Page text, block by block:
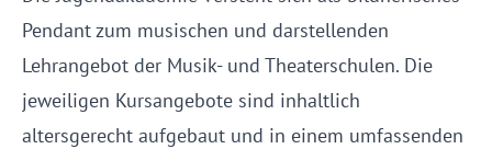
Pendant zum musischen und darstellenden
Lehrangebot der Musik- und Theaterschulen. Die
jeweiligen Kursangebote sind inhaltlich
altersgerecht aufgebaut und in einem umfassenden